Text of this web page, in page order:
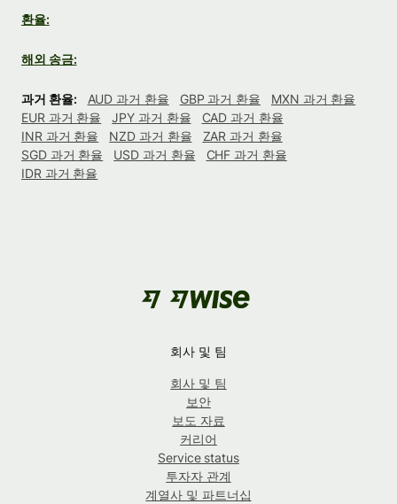
환율:
해외 송금:
과거 환율: AUD 과거 환율 GBP 과거 환율
MXN 과거 환율
EUR 과거 환율
JPY 과거 환율
CAD 과거 환율
INR 과거 환율
NZD 과거 환율
ZAR 과거 환율
SGD 과거 환율
USD 과거 환율
CHF 과거 환율
IDR 과거 환율
회사 및 팀
회사 및 팀
보안
보도 자료
커리어
Service status
투자자 관계
계열사 및 파트너십